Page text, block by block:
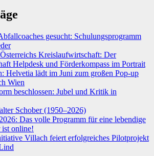
gesucht: Schulungsprogramm
Kreislaufwirtschaft: Der
Helpdesk und Förderkompass im Portrait
Helvetia lädt im Juni zum großen Pop-up
Wien
beschlossen: Jubel und Kritik in
Schober (1950–2026)
Das volle Programm für eine lebendige
ist online!
Villach feiert erfolgreiches Pilotprojekt